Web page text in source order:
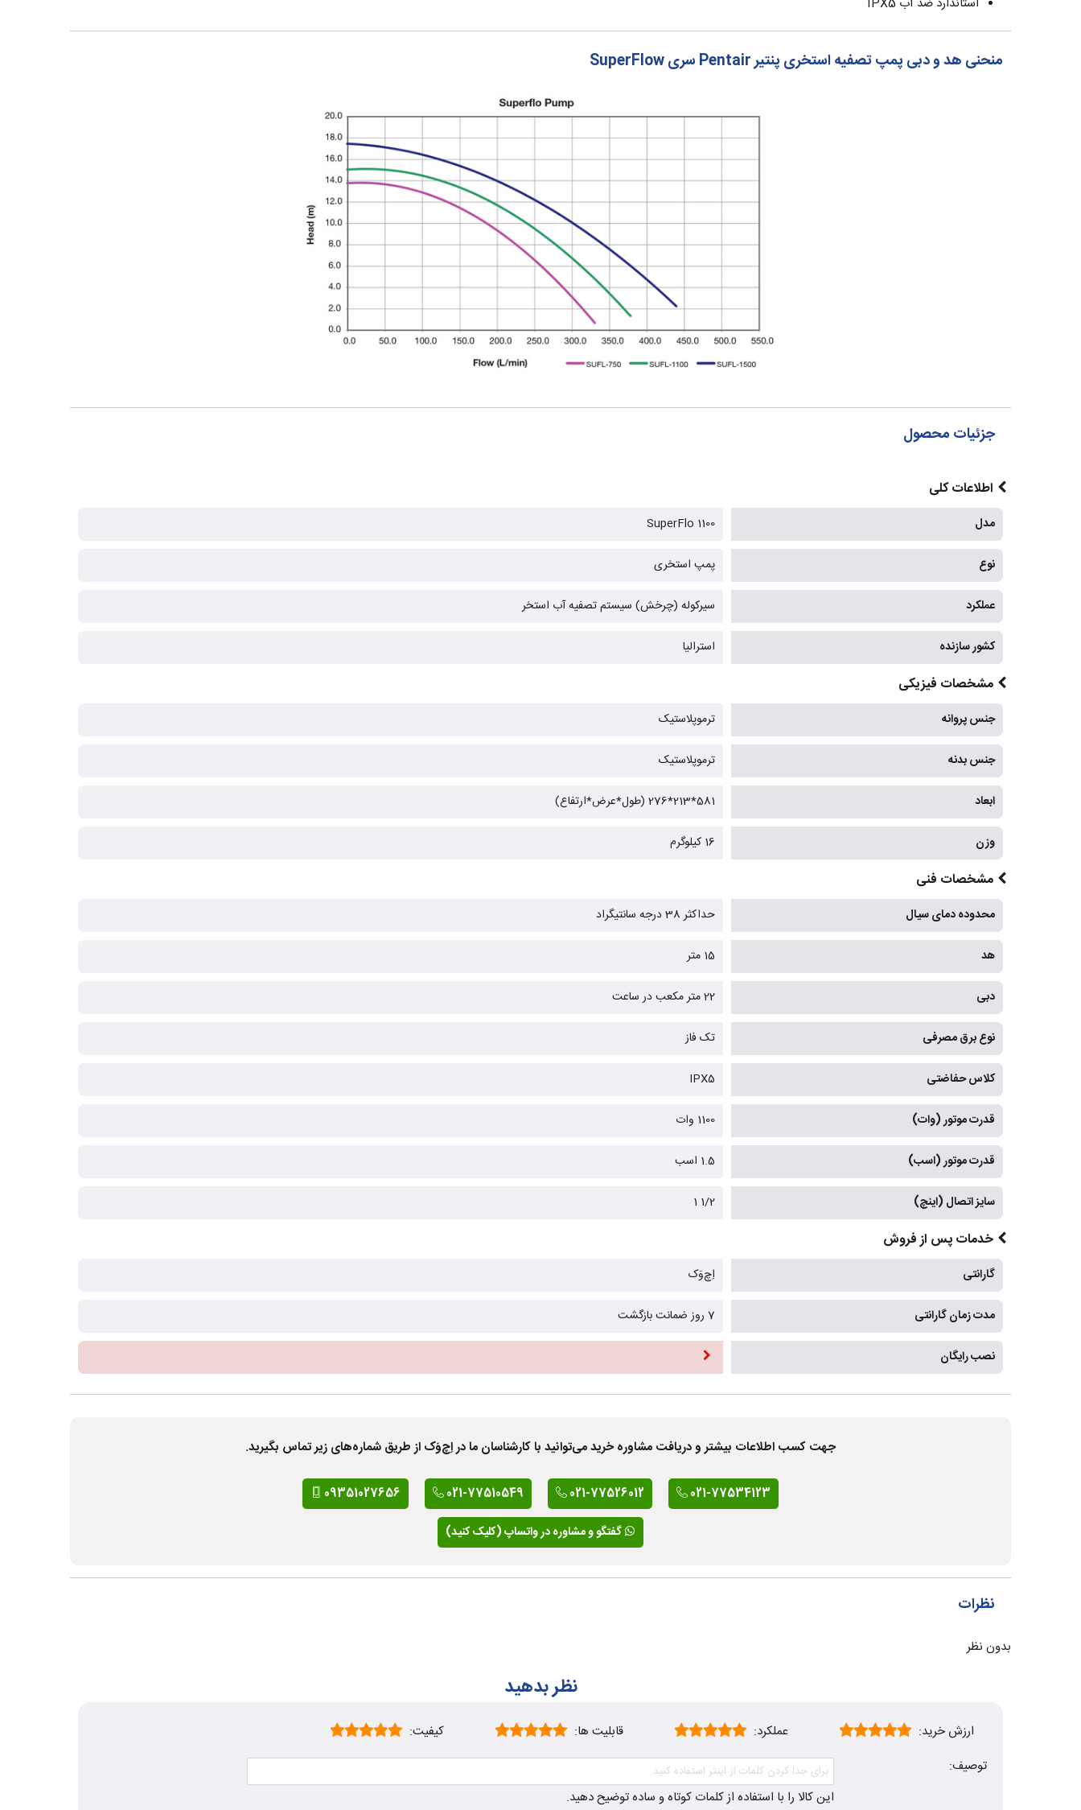
منحنی هد و دبی پمپ تصفیه استخری پنتیر Pentair سری SuperFlow
جزئیات محصول
اطلاعات کلی
مدل SuperFlo 1100
نوع پمپ استخری
عملکرد سیرکوله (چرخش) سیستم تصفیه آب استخر
کشور سازنده استرالیا
مشخصات فیزیکی
جنس پروانه ترموپلاستیک
جنس بدنه ترموپلاستیک
ابعاد 581*213*276 (طول*عرض*ارتفاع)
وزن 16 کیلوگرم
مشخصات فنی
محدوده دمای سیال حداکثر 38 درجه سانتیگراد
هد 15 متر
دبی 22 متر مکعب در ساعت
نوع برق مصرفی تک فاز
کلاس حفاضتی IPX5
قدرت موتور (وات) 1100 وات
قدرت موتور (اسب) 1.5 اسب
سایز اتصال (اینچ) 1/2 1
خدمات پس از فروش
گارانتی اِچ‌وَک
مدت زمان گارانتی 7 روز ضمانت بازگشت
نصب رایگان
جهت کسب اطلاعات بیشتر و دریافت مشاوره خرید می‌توانید با کارشناسان ما در اِچ‌وَک از طریق شماره‌های زیر تماس بگیرید.
021-77534123
021-77526012
021-77510549
09351027656
گفتگو و مشاوره در واتساپ (کلیک کنید)
نظرات
بدون نظر
نظر بدهید
ارزش خرید: عملکرد: قابلیت ها:
کیفیت:
توصیف:
این کالا را با استفاده از کلمات کوتاه و ساده توضیح دهید.